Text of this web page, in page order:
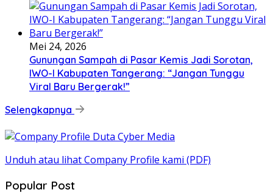
Mei 24, 2026
Gunungan Sampah di Pasar Kemis Jadi Sorotan,
IWO-I Kabupaten Tangerang: “Jangan Tunggu
Viral Baru Bergerak!”
Selengkapnya
Unduh atau lihat Company Profile kami (PDF)
Popular Post